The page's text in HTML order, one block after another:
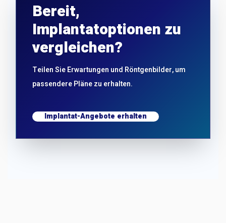
Bereit,
Implantatoptionen zu
vergleichen?
Teilen Sie Erwartungen und Röntgenbilder, um
passendere Pläne zu erhalten.
Implantat-Angebote erhalten